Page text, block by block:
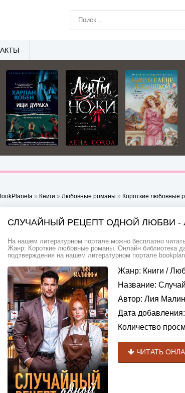
» Книги » Любовные романы » Короткие любовные
СЛУЧАЙНЫЙ РЕЦЕПТ ОДНОЙ ЛЮБВИ -
На нашем литературном портале можно бесплатно
Жанр: Короткие любовные романы. Онлайн библиотека
подтверждения на нашем литературном портале
Жанр: Книги /
Название:
Автор: Лия
Дата добавления:
Количество
ЧИТАТЬ